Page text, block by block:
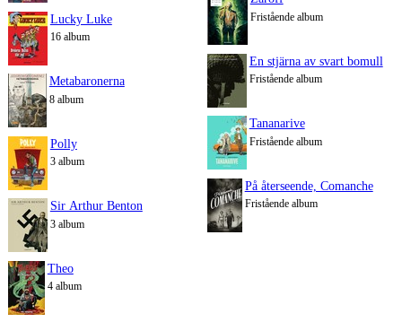
Lucky Luke
16 album
Metabaronerna
8 album
Polly
3 album
Sir Arthur Benton
3 album
Theo
4 album
Fristående album
En stjärna av svart bomull
Fristående album
Tananarive
Fristående album
På återseende, Comanche
Fristående album